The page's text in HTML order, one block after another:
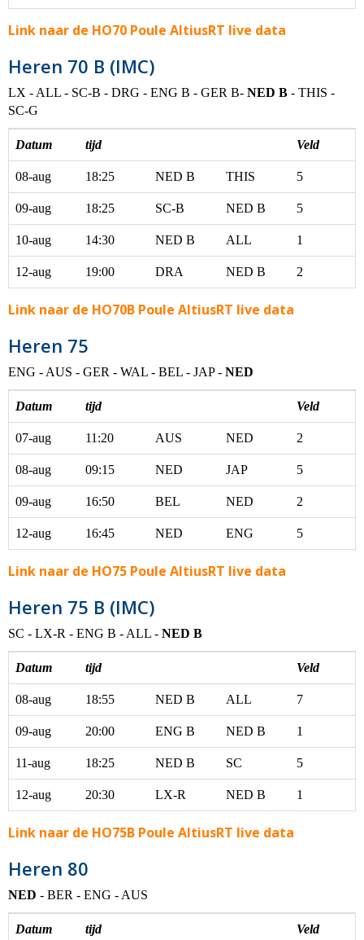
Link naar de HO70 Poule AltiusRT live data
Heren 70 B (IMC)
LX - ALL - SC-B - DRG - ENG B - GER B- NED B - THIS -
SC-G
Datum tijd Veld
08-aug 18:25 NED B THIS 5
09-aug 18:25 SC-B NED B 5
10-aug 14:30 NED B ALL 1
12-aug 19:00 DRA NED B 2
Link naar de HO70B Poule AltiusRT live data
Heren 75
ENG - AUS - GER - WAL - BEL - JAP - NED
Datum tijd Veld
07-aug 11:20 AUS NED 2
08-aug 09:15 NED JAP 5
09-aug 16:50 BEL NED 2
12-aug 16:45 NED ENG 5
Link naar de HO75 Poule AltiusRT live data
Heren 75 B (IMC)
SC - LX-R - ENG B - ALL - NED B
Datum tijd Veld
08-aug 18:55 NED B ALL 7
09-aug 20:00 ENG B NED B 1
11-aug 18:25 NED B SC 5
12-aug 20:30 LX-R NED B 1
Link naar de HO75B Poule AltiusRT live data
Heren 80
NED - BER - ENG - AUS
Datum tijd Veld